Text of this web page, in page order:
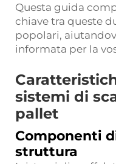
Questa guida
chiave tra queste
popolari,
informata per la
sistemi di
pallet
Componenti
struttura